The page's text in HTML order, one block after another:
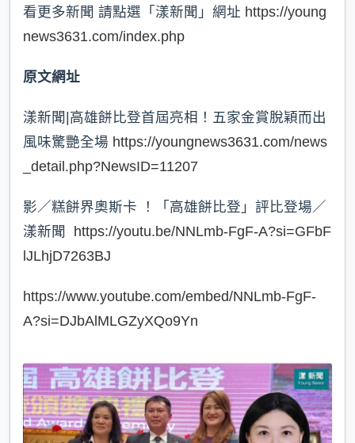
看更多新聞 請點選「漾新聞」網址 https://young
news3631.com/index.php
原文網址
漾新聞|高雄餅比登首屆亮相！五家金賞脫穎而出
風味驚艷全場 https://youngnews3631.com/news
_detail.php?NewsID=11207
影／糕餅界奧斯卡 ！「高雄餅比登」評比登場／
漾新聞 https://youtu.be/NNLmb-FgF-A?si=GFbF
lJLhjD7263BJ
https://www.youtube.com/embed/NNLmb-FgF-
A?si=DJbAlMLGZyXQo9Yn